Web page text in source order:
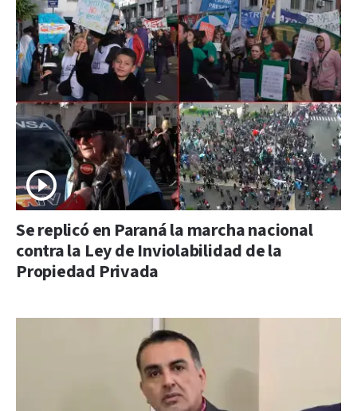
Se replicó en Paraná la marcha nacional
contra la Ley de Inviolabilidad de la
Propiedad Privada